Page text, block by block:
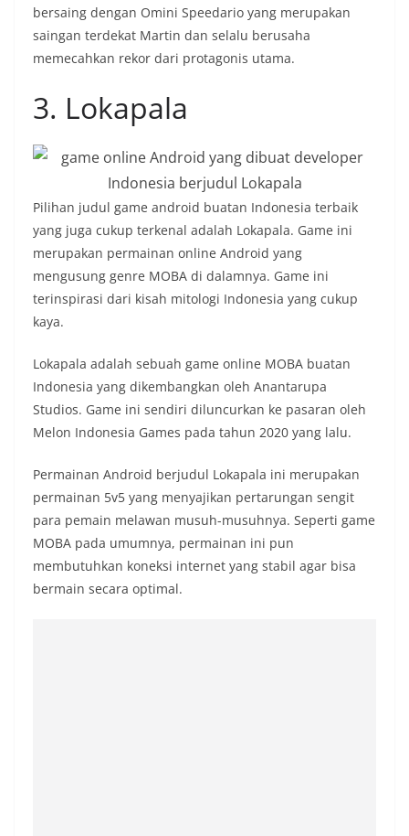
bersaing dengan Omini Speedario yang merupakan
saingan terdekat Martin dan selalu berusaha
memecahkan rekor dari protagonis utama.
3. Lokapala
Pilihan judul game android buatan Indonesia terbaik
yang juga cukup terkenal adalah Lokapala. Game ini
merupakan permainan online Android yang
mengusung genre MOBA di dalamnya. Game ini
terinspirasi dari kisah mitologi Indonesia yang cukup
kaya.
Lokapala adalah sebuah game online MOBA buatan
Indonesia yang dikembangkan oleh Anantarupa
Studios. Game ini sendiri diluncurkan ke pasaran oleh
Melon Indonesia Games pada tahun 2020 yang lalu.
Permainan Android berjudul Lokapala ini merupakan
permainan 5v5 yang menyajikan pertarungan sengit
para pemain melawan musuh-musuhnya. Seperti game
MOBA pada umumnya, permainan ini pun
membutuhkan koneksi internet yang stabil agar bisa
bermain secara optimal.